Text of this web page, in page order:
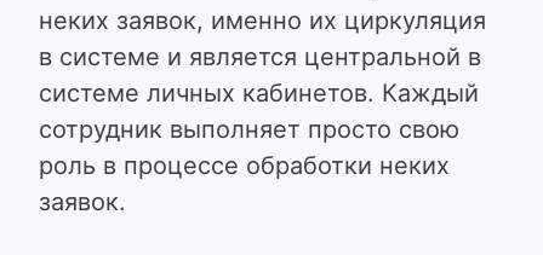
неких заявок, именно их циркуляция
в системе и является центральной в
системе личных кабинетов. Каждый
сотрудник выполняет просто свою
роль в процессе обработки неких
заявок.